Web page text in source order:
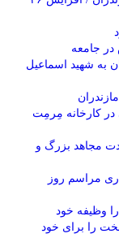
جامعه
به شهید اسماعیل
کارخانه مِرمِت
مجاهد بزرگ و
مراسم روز
وظیفه خود
را برای خود